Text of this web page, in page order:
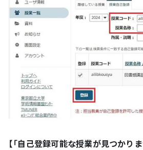
【「自己登録可能な授業が見つかり